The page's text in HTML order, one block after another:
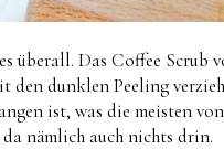
überall. Das Coffee Scrub
den dunklen Peeling
ist, was die meisten
nämlich auch nichts drin.